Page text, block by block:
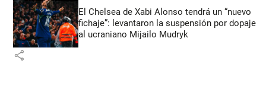
El Chelsea de Xabi Alonso tendrá un “nuevo
fichaje”: levantaron la suspensión por dopaje
al ucraniano Mijailo Mudryk
share